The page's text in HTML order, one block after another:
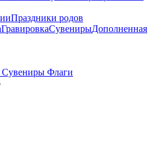
Праздники родов
ГравировкаСувенирыДополненная
Сувениры Флаги